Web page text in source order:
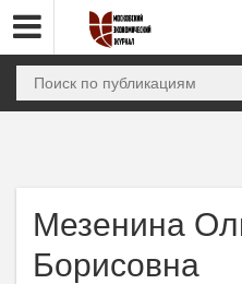
Мезенина
Борисовна